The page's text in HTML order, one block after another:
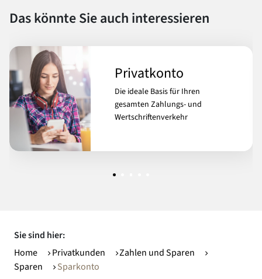
Das könnte Sie auch interessieren
Privatkonto
Die ideale Basis für Ihren
gesamten Zahlungs- und
Wertschriftenverkehr
Sie sind hier:
Home
Privatkunden
Zahlen und Sparen
Sparen
Sparkonto